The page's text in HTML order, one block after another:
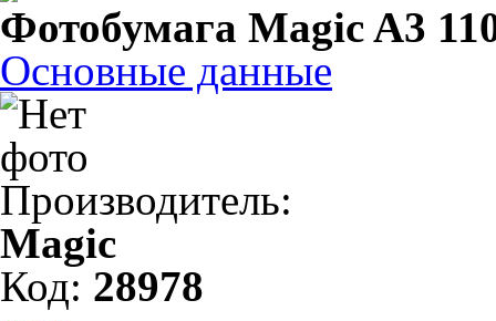
Фотобумага Magic A3
Основные данные
Производитель:
Magic
Код: 28978